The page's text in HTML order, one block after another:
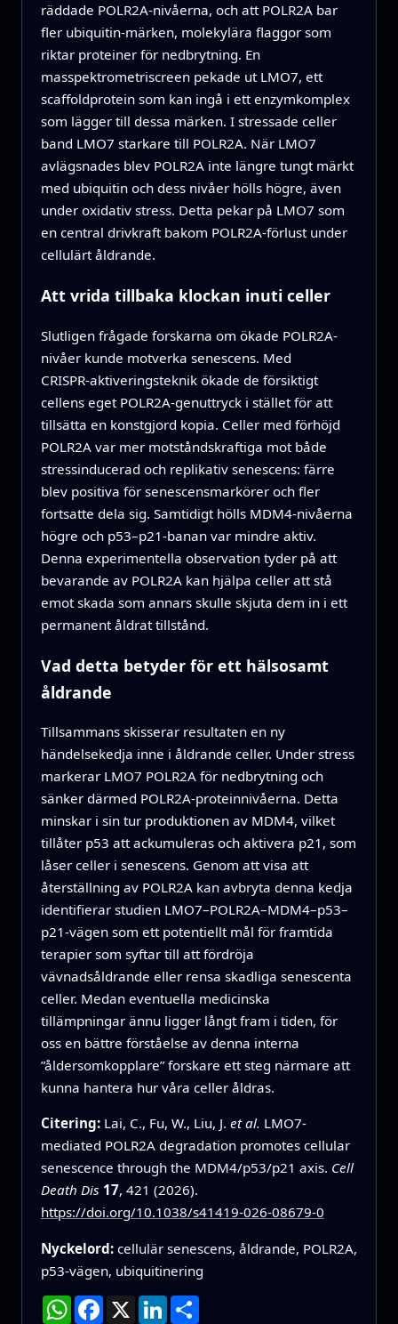
räddade POLR2A‑nivåerna, och att POLR2A bar
fler ubiquitin‑märken, molekylära flaggor som
riktar proteiner för nedbrytning. En
masspektrometriscreen pekade ut LMO7, ett
scaffoldprotein som kan ingå i ett enzymkomplex
som lägger till dessa märken. I stressade celler
band LMO7 starkare till POLR2A. När LMO7
avlägsnades blev POLR2A inte längre tungt märkt
med ubiquitin och dess nivåer hölls högre, även
under oxidativ stress. Detta pekar på LMO7 som
en central drivkraft bakom POLR2A‑förlust under
cellulärt åldrande.
Att vrida tillbaka klockan inuti celler
Slutligen frågade forskarna om ökade POLR2A-
nivåer kunde motverka senescens. Med
CRISPR‑aktiveringsteknik ökade de försiktigt
cellens eget POLR2A‑genuttryck i stället för att
tillsätta en konstgjord kopia. Celler med förhöjd
POLR2A var mer motståndskraftiga mot både
stressinducerad och replikativ senescens: färre
blev positiva för senescensmarkörer och fler
fortsatte dela sig. Samtidigt hölls MDM4‑nivåerna
högre och p53–p21‑banan var mindre aktiv.
Denna experimentella observation tyder på att
bevarande av POLR2A kan hjälpa celler att stå
emot skada som annars skulle skjuta dem in i ett
permanent åldrat tillstånd.
Vad detta betyder för ett hälsosamt
åldrande
Tillsammans skisserar resultaten en ny
händelsekedja inne i åldrande celler. Under stress
markerar LMO7 POLR2A för nedbrytning och
sänker därmed POLR2A‑proteinnivåerna. Detta
minskar i sin tur produktionen av MDM4, vilket
tillåter p53 att ackumuleras och aktivera p21, som
låser celler i senescens. Genom att visa att
återställning av POLR2A kan avbryta denna kedja
identifierar studien LMO7–POLR2A–MDM4–p53–
p21‑vägen som ett potentiellt mål för framtida
terapier som syftar till att fördröja
vävnadsåldrande eller rensa skadliga senescenta
celler. Medan eventuella medicinska
tillämpningar ännu ligger långt fram i tiden, för
oss en bättre förståelse av denna interna
”åldersomkopplare” forskare ett steg närmare att
kunna hantera hur våra celler åldras.
Citering: Lai, C., Fu, W., Liu, J. et al. LMO7-
mediated POLR2A degradation promotes cellular
senescence through the MDM4/p53/p21 axis. Cell
Death Dis 17, 421 (2026).
https://doi.org/10.1038/s41419-026-08679-0
Nyckelord: cellulär senescens, åldrande, POLR2A,
p53-vägen, ubiquitinering
WhatsApp
Facebook
X LinkedIn
Dela